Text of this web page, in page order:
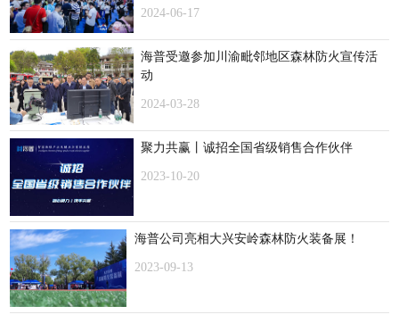
2024-06-17
海普受邀参加川渝毗邻地区森林防火宣传活
动
2024-03-28
聚力共赢丨诚招全国省级销售合作伙伴
2023-10-20
海普公司亮相大兴安岭森林防火装备展！
2023-09-13